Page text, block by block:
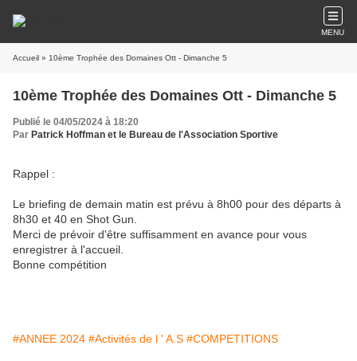
MENU
Accueil » 10ème Trophée des Domaines Ott - Dimanche 5
10ème Trophée des Domaines Ott - Dimanche 5
Publié le 04/05/2024 à 18:20
Par Patrick Hoffman et le Bureau de l'Association Sportive
Rappel :
Le briefing de demain matin est prévu à 8h00 pour des départs à
8h30 et 40 en Shot Gun.
Merci de prévoir d'être suffisamment en avance pour vous
enregistrer à l'accueil.
Bonne compétition
#ANNEE 2024 #Activités de l ' A.S #COMPETITIONS